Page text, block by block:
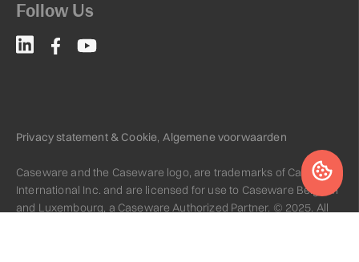
Follow Us
Privacy statement & Cookie, Algemene voorwaarden
Caseware and the Caseware logo, are trademarks of Caseware
International Inc. and are licensed for use to Caseware Belgium
and Luxembourg, a Caseware Authorized Partner. © 2025. All